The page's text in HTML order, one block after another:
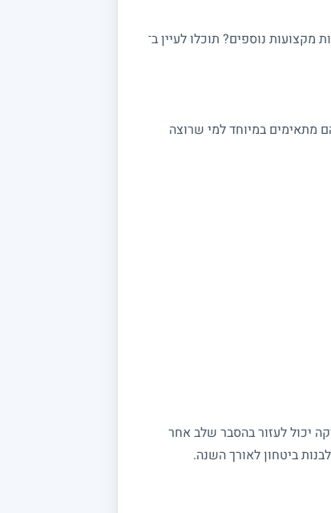
נוספים? תוכלו לעיין ב־
לתלמידי יסודי, חטיבה ותיכון, לסטודנטים ולמתכוננים לבגרות 3, 4 ו 5 יחידות. הם מתאימים במיוחד למי שרוצה
יכול לעזור בהסבר שלב אחר
ביטחון לאורך השנה.